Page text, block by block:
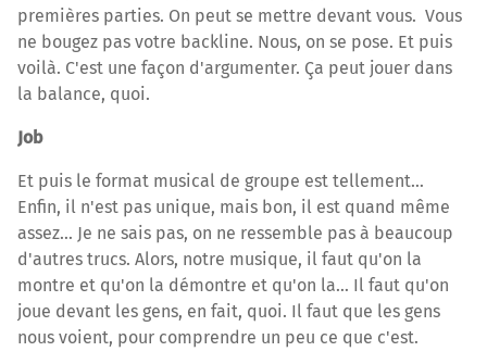
premières parties. On peut se mettre devant vous. Vous
ne bougez pas votre backline. Nous, on se pose. Et puis
voilà. C'est une façon d'argumenter. Ça peut jouer dans
la balance, quoi.
Job
Et puis le format musical de groupe est tellement…
Enfin, il n'est pas unique, mais bon, il est quand même
assez… Je ne sais pas, on ne ressemble pas à beaucoup
d'autres trucs. Alors, notre musique, il faut qu'on la
montre et qu'on la démontre et qu'on la… Il faut qu'on
joue devant les gens, en fait, quoi. Il faut que les gens
nous voient, pour comprendre un peu ce que c'est.